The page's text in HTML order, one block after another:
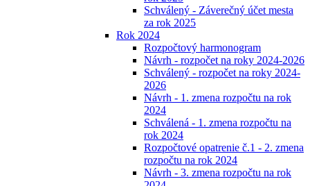
Schválený - Záverečný účet mesta
za rok 2025
Rok 2024
Rozpočtový harmonogram
Návrh - rozpočet na roky 2024-2026
Schválený - rozpočet na roky 2024-
2026
Návrh - 1. zmena rozpočtu na rok
2024
Schválená - 1. zmena rozpočtu na
rok 2024
Rozpočtové opatrenie č.1 - 2. zmena
rozpočtu na rok 2024
Návrh - 3. zmena rozpočtu na rok